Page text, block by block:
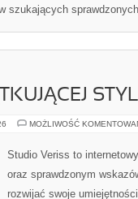
szukających
MOŻLIWOŚĆ
Studio Veriss to
oraz sprawdzonym
rozwijać swoje